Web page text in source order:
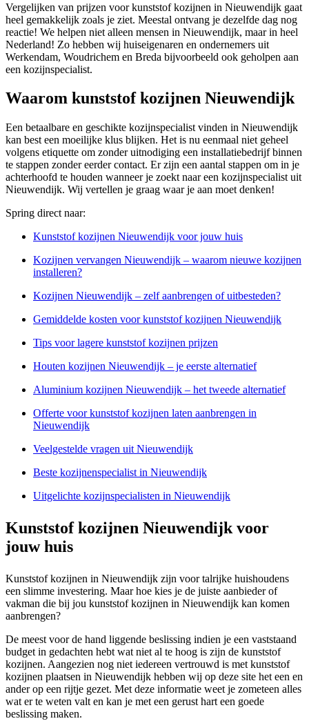
Vergelijken van prijzen voor kunststof kozijnen in Nieuwendijk gaat
heel gemakkelijk zoals je ziet. Meestal ontvang je dezelfde dag nog
reactie! We helpen niet alleen mensen in Nieuwendijk, maar in heel
Nederland! Zo hebben wij huiseigenaren en ondernemers uit
Werkendam, Woudrichem en Breda bijvoorbeeld ook geholpen aan
een kozijnspecialist.
Waarom kunststof kozijnen Nieuwendijk
Een betaalbare en geschikte kozijnspecialist vinden in Nieuwendijk
kan best een moeilijke klus blijken. Het is nu eenmaal niet geheel
volgens etiquette om zonder uitnodiging een installatiebedrijf binnen
te stappen zonder eerder contact. Er zijn een aantal stappen om in je
achterhoofd te houden wanneer je zoekt naar een kozijnspecialist uit
Nieuwendijk. Wij vertellen je graag waar je aan moet denken!
Spring direct naar:
Kunststof kozijnen Nieuwendijk voor jouw huis
Kozijnen vervangen Nieuwendijk – waarom nieuwe kozijnen
installeren?
Kozijnen Nieuwendijk – zelf aanbrengen of uitbesteden?
Gemiddelde kosten voor kunststof kozijnen Nieuwendijk
Tips voor lagere kunststof kozijnen prijzen
Houten kozijnen Nieuwendijk – je eerste alternatief
Aluminium kozijnen Nieuwendijk – het tweede alternatief
Offerte voor kunststof kozijnen laten aanbrengen in
Nieuwendijk
Veelgestelde vragen uit Nieuwendijk
Beste kozijnenspecialist in Nieuwendijk
Uitgelichte kozijnspecialisten in Nieuwendijk
Kunststof kozijnen Nieuwendijk voor
jouw huis
Kunststof kozijnen in Nieuwendijk zijn voor talrijke huishoudens
een slimme investering. Maar hoe kies je de juiste aanbieder of
vakman die bij jou kunststof kozijnen in Nieuwendijk kan komen
aanbrengen?
De meest voor de hand liggende beslissing indien je een vaststaand
budget in gedachten hebt wat niet al te hoog is zijn de kunststof
kozijnen. Aangezien nog niet iedereen vertrouwd is met kunststof
kozijnen plaatsen in Nieuwendijk hebben wij op deze site het een en
ander op een rijtje gezet. Met deze informatie weet je zometeen alles
wat er te weten valt en kan je met een gerust hart een goede
beslissing maken.